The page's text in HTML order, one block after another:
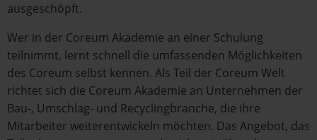
ausgeschöpft.
Wer in der Coreum Akademie an einer Schulung
teilnimmt, lernt schnell die umfassenden Möglichkeiten
des Coreum selbst kennen. Als Teil der Coreum Welt
richtet sich die Coreum Akademie an Unternehmen der
Bau-, Umschlag- und Recyclingbranche, die ihre
Mitarbeiter weiterentwickeln möchten. Das Angebot, das